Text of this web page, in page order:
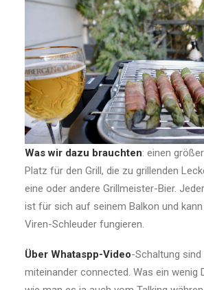
Was wir dazu brauchten: einen
Platz für den Grill, die zu grillenden
eine oder andere Grillmeister-Bier.
ist für sich auf seinem Balkon und
Viren-Schleuder fungieren.
Über Whataspp-Video-Schaltung
miteinander connected. Was ein wenig